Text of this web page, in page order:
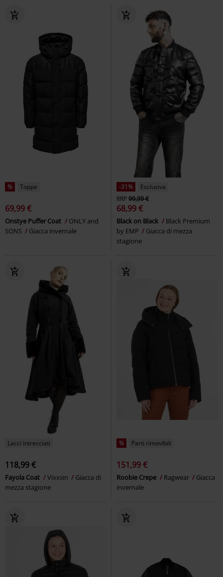
% Toppe
69,99 €
Onstye Puffer Coat
ONLY and
SONS
Giacca invernale
-31%
Esclusiva
RRP99,99 €
68,99 €
Black on Black
Black Premium
by EMP
Giacca di mezza
stagione
Lacci intrecciati
118,99 €
Fayola Coat Vixxsin
Giacca di
mezza stagione
% Parti rimovibili
151,99 €
Roobie Crepe Ragwear
Giacca
invernale